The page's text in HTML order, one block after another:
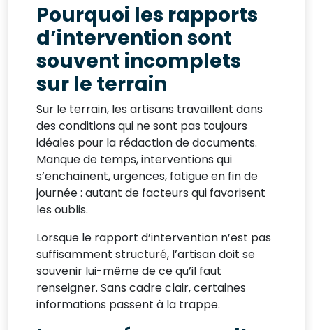
Pourquoi les rapports
d’intervention sont
souvent incomplets
sur le terrain
Sur le terrain, les artisans travaillent dans
des conditions qui ne sont pas toujours
idéales pour la rédaction de documents.
Manque de temps, interventions qui
s’enchaînent, urgences, fatigue en fin de
journée : autant de facteurs qui favorisent
les oublis.
Lorsque le rapport d’intervention n’est pas
suffisamment structuré, l’artisan doit se
souvenir lui-même de ce qu’il faut
renseigner. Sans cadre clair, certaines
informations passent à la trappe.